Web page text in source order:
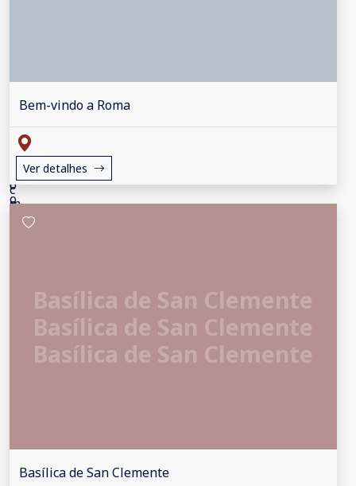
Bem-vindo a Roma
Ver detalhes
Basílica de San Clemente
Basílica de San Clemente
Basílica de San Clemente
Basílica de San Clemente